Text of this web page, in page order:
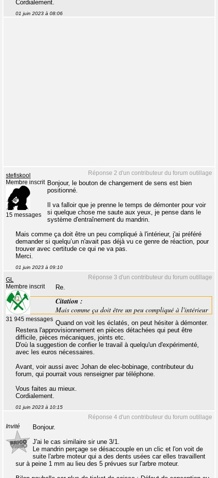
Cordialement.
01 juin 2023 à 08:06
Réponse 2 d'un contributeur du forum outillage
stefiskool
Membre inscrit
15 messages
Bonjour, le bouton de changement de sens est bien
positionné.
Il va falloir que je prenne le temps de démonter pour voir
si quelque chose me saute aux yeux, je pense dans le
système d'entraînement du mandrin.
Mais comme ça doit être un peu compliqué à l'intérieur, j'ai préféré
demander si quelqu’un n'avait pas déjà vu ce genre de réaction, pour
trouver avec certitude ce qui ne va pas.
Merci.
01 juin 2023 à 09:10
Réponse 3 d'un contributeur du forum outillage
GL
Membre inscrit
31 945 messages
Re.
Citation :
Mais comme ça doit être un peu compliqué à l'intérieur
Quand on voit les éclatés, on peut hésiter à démonter.
Restera l'approvisionnement en pièces détachées qui peut être
difficile, pièces mécaniques, joints etc.
D'où la suggestion de confier le travail à quelqu'un d'expérimenté,
avec les euros nécessaires.
Avant, voir aussi avec Johan de elec-bobinage, contributeur du
forum, qui pourrait vous renseigner par téléphone.
Vous faites au mieux.
Cordialement.
01 juin 2023 à 10:15
Réponse 4 d'un contributeur du forum outillage
Invité
Bonjour.
J'ai le cas similaire sir une 3/1.
Le mandrin perçage se désaccouple en un clic et l'on voit de
suite l'arbre moteur qui a des dents usées car elles travaillent
sur à peine 1 mm au lieu des 5 prévues sur l'arbre moteur.